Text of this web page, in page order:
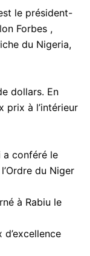
le président-
Forbes ,
du Nigeria,
dollars. En
prix à l’intérieur
a conféré le
du Niger
à Rabiu le